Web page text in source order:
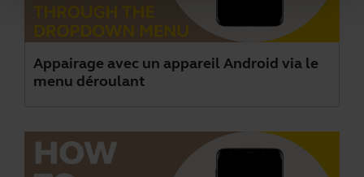
Appairage avec un appareil Android via le
menu déroulant